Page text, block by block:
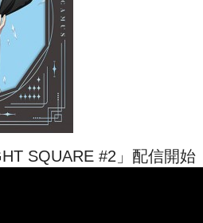
SQUARE #2」配信開始